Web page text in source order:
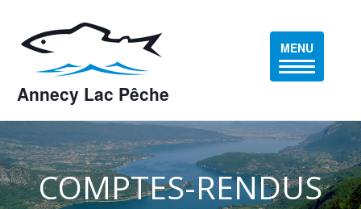
COMPTES-RENDUS
Annecy Lac Pêche
MENU